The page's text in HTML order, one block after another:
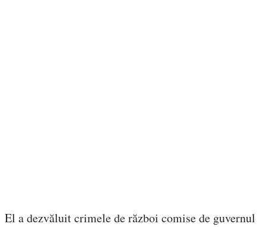
El a dezvăluit crimele de război comise de guvernul